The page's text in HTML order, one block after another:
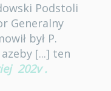
Podstoli
Generalny
był P.
[...] ten
202v .